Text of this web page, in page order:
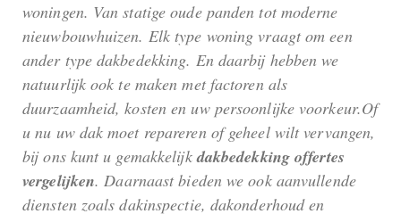
woningen. Van statige oude panden tot moderne
nieuwbouwhuizen. Elk type woning vraagt om een
ander type dakbedekking. En daarbij hebben we
natuurlijk ook te maken met factoren als
duurzaamheid, kosten en uw persoonlijke voorkeur.Of
u nu uw dak moet repareren of geheel wilt vervangen,
bij ons kunt u gemakkelijkdakbedekking offertes
vergelijken. Daarnaast bieden we ook aanvullende
diensten zoals dakinspectie, dakonderhoud en